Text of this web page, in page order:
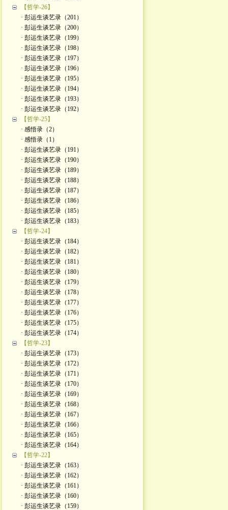
【哲学-26】
· 彭运生谈艺录（201）
· 彭运生谈艺录（200）
· 彭运生谈艺录（199）
· 彭运生谈艺录（198）
· 彭运生谈艺录（197）
· 彭运生谈艺录（196）
· 彭运生谈艺录（195）
· 彭运生谈艺录（194）
· 彭运生谈艺录（193）
· 彭运生谈艺录（192）
【哲学-25】
· 感悟录（2）
· 感悟录（1）
· 彭运生谈艺录（191）
· 彭运生谈艺录（190）
· 彭运生谈艺录（189）
· 彭运生谈艺录（188）
· 彭运生谈艺录（187）
· 彭运生谈艺录（186）
· 彭运生谈艺录（185）
· 彭运生谈艺录（183）
【哲学-24】
· 彭运生谈艺录（184）
· 彭运生谈艺录（182）
· 彭运生谈艺录（181）
· 彭运生谈艺录（180）
· 彭运生谈艺录（179）
· 彭运生谈艺录（178）
· 彭运生谈艺录（177）
· 彭运生谈艺录（176）
· 彭运生谈艺录（175）
· 彭运生谈艺录（174）
【哲学-23】
· 彭运生谈艺录（173）
· 彭运生谈艺录（172）
· 彭运生谈艺录（171）
· 彭运生谈艺录（170）
· 彭运生谈艺录（169）
· 彭运生谈艺录（168）
· 彭运生谈艺录（167）
· 彭运生谈艺录（166）
· 彭运生谈艺录（165）
· 彭运生谈艺录（164）
【哲学-22】
· 彭运生谈艺录（163）
· 彭运生谈艺录（162）
· 彭运生谈艺录（161）
· 彭运生谈艺录（160）
· 彭运生谈艺录（159）